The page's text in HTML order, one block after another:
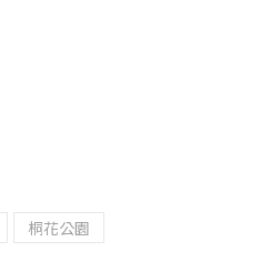
桐花公園